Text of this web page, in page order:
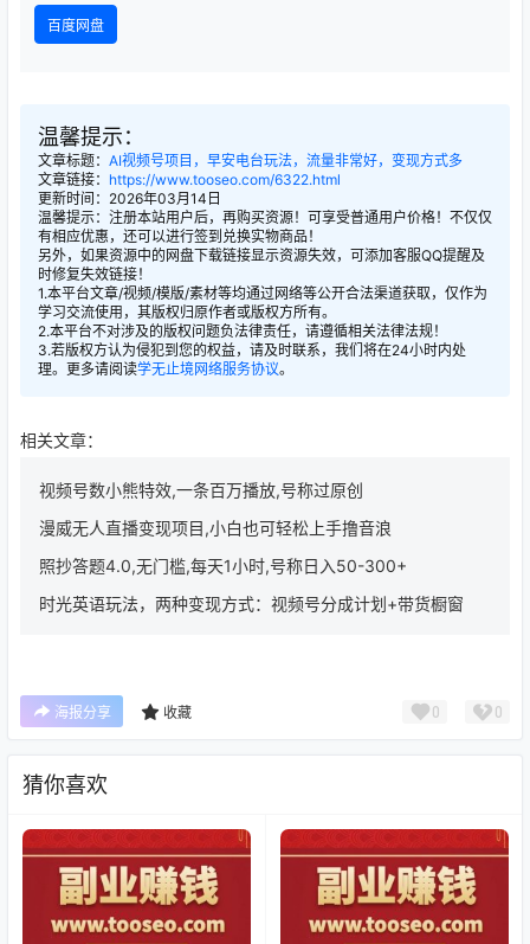
百度网盘
温馨提示：
文章标题： AI视频号项目，早安电台玩法，流量非常好，变现方式多
文章链接： https://www.tooseo.com/6322.html
更新时间：2026年03月14日
温馨提示：注册本站用户后，再购买资源！可享受普通用户价格！不仅仅
有相应优惠，还可以进行签到兑换实物商品！
另外，如果资源中的网盘下载链接显示资源失效，可添加客服QQ提醒及
时修复失效链接！
1.本平台文章/视频/模版/素材等均通过网络等公开合法渠道获取，仅作为
学习交流使用，其版权归原作者或版权方所有。
2.本平台不对涉及的版权问题负法律责任，请遵循相关法律法规！
3.若版权方认为侵犯到您的权益，请及时联系，我们将在24小时内处
理。更多请阅读学无止境网络服务协议。
相关文章：
视频号数小熊特效,一条百万播放,号称过原创
漫威无人直播变现项目,小白也可轻松上手撸音浪
照抄答题4.0,无门槛,每天1小时,号称日入50-300+
时光英语玩法，两种变现方式：视频号分成计划+带货橱窗
海报分享 收藏 0 0
猜你喜欢